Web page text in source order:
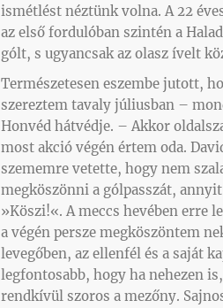
ismétlést néztünk volna. A 22
az első fordulóban szintén a
gólt, s ugyancsak az olasz ívelt
Természetesen eszembe jutott,
szereztem tavaly júliusban –
Honvéd hátvédje. – Akkor
most akció végén értem oda.
szememre vetette, hogy nem
megköszönni a gólpasszát,
»Köszi!«. A meccs hevében erre
a végén persze megköszöntem
levegőben, az ellenfél és a saját
legfontosabb, hogy ha nehezen
rendkívül szoros a mezőny.